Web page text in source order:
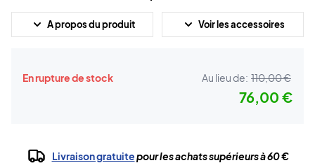
A propos du produit Voir les accessoires
En rupture de stock Au lieu de: 110,00 €
76,00 €
Livraison gratuitepour les achats supérieurs à 60 €